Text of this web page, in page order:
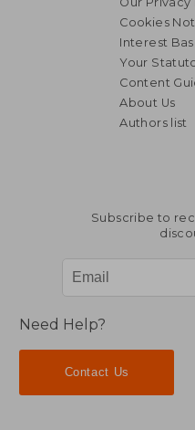
Cookies
Interest
Your
Content
About Us
Authors list
Subscribe to
Need Help?
Contact Us